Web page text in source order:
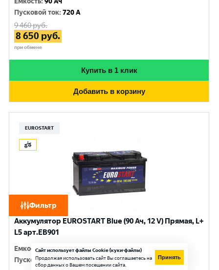
Фильтр
Пусковой ток:720 A
9 460руб.
8 650 руб.
при обмене
Купить в 1 клик
Добавить в корзину
EUROSTART
Аккумулятор EUROSTART Blue (90 Ач, 12 V) Прямая, L+
L5 арт.EB901
Емкость:90 Ач
Пусковой ток: 720 A
Сайт использует файлы Cookie (куки-файлы)
Продолжая использовать сайт Вы соглашаетесь на
сбор данных о Вашем посещении сайта.
Принять